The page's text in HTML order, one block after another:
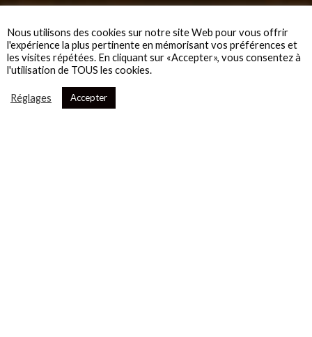
Nous utilisons des cookies sur notre site Web pour vous offrir
l'expérience la plus pertinente en mémorisant vos préférences et
les visites répétées. En cliquant sur «Accepter», vous consentez à
l'utilisation de TOUS les cookies.
Réglages Accepter